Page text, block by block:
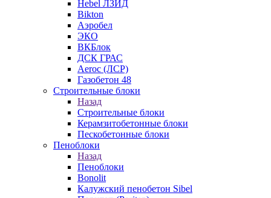
Hebel ЛЗИД
Bikton
Аэробел
ЭКО
ВКБлок
ДСК ГРАС
Aeroc (ЛСР)
Газобетон 48
Строительные блоки
Назад
Строительные блоки
Керамзитобетонные блоки
Пескобетонные блоки
Пеноблоки
Назад
Пеноблоки
Bonolit
Калужский пенобетон Sibel